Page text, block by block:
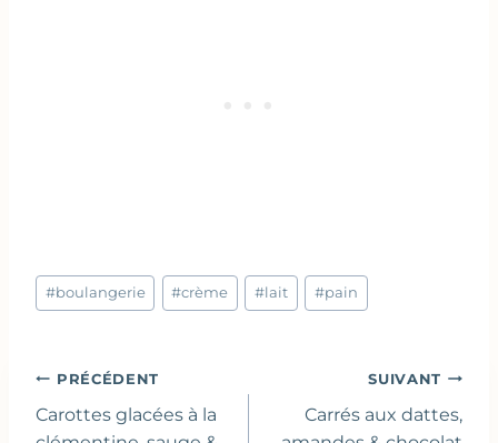
Étiquettes
de
#boulangerie #crème #lait #pain
Navigation
de
PRÉCÉDENT
Carottes glacées à la
SUIVANT
Carrés aux dattes,